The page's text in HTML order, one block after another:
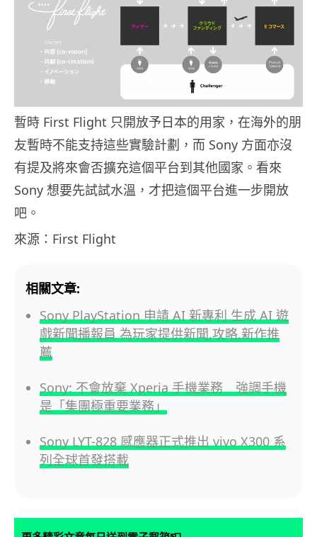
暫時 First Flight 只開放予日本的用家，在海外的朋
友暫時不能支持這些實驗計劃，而 Sony 方面亦沒
有提及將來會否擴充這個平台到其他國家。看來
Sony 想要先試試水溫，才把這個平台進一步開放
吧。
來源：First Flight
相關文章:
Sony PlayStation 申請 AI 新專利 生成 AI 遊
戲新聞播報員 為玩家提供新聞,攻略,新作推
薦
Sony: 不會放棄 Xperia 手機業務 強調手機
是「集團極重要業務」
Sony LYT-828 感應器正式推出 vivo X300 系
列全球首發搭載